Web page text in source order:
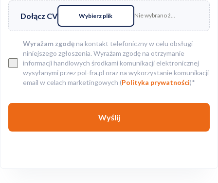
Dołącz CV Wybierz plik Nie wybrano żadnego pliku
Wyrażam zgodęna kontakt telefoniczny w celu obsługi
niniejszego zgłoszenia. Wyrażam zgodę na otrzymanie
informacji handlowych środkami komunikacji elektronicznej
wysyłanymi przez pol-fra.pl oraz na wykorzystanie komunikacji
email w celach marketingowych (Polityka prywatności)*
Wyślij